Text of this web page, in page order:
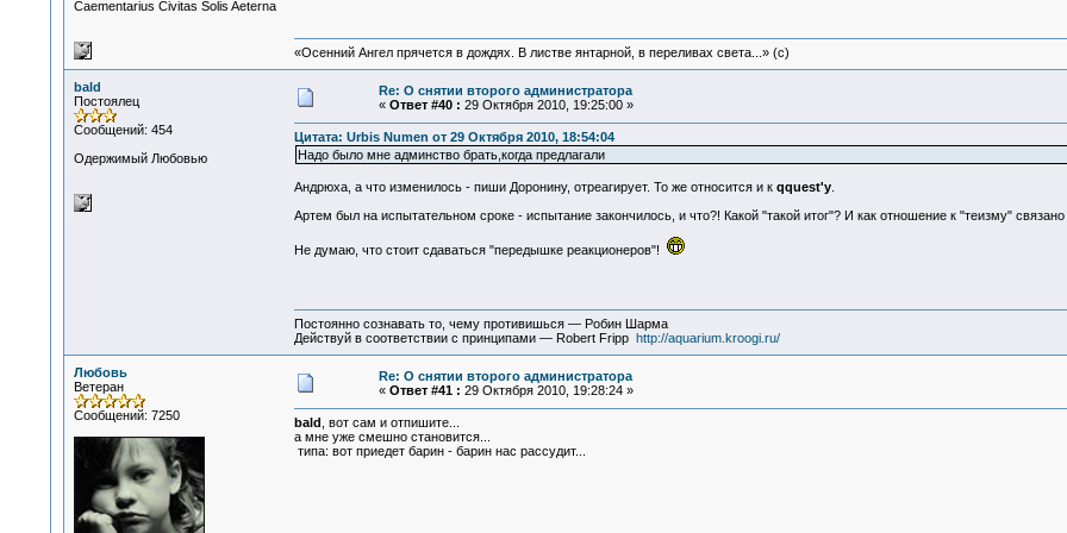
Сaementarius Civitas Solis Aeterna
«Осенний Ангел прячется в дождях. В листве янтарной, в переливах света...» (c)
bald
Постоялец
Сообщений: 454
Одержимый Любовью
Re: О снятии второго администратора
« Ответ #40 : 29 Октября 2010, 19:25:00 »
Цитата: Urbis Numen от 29 Октября 2010, 18:54:04
Надо было мне админство брать,когда предлагали
Андрюха, а что изменилось - пиши Доронину, отреагирует. То же относится и к qquest'у.
Артем был на испытательном сроке - испытание закончилось, и что?! Какой "такой итог"? И как отношение к "теизму"
Не думаю, что стоит сдаваться "передышке реакционеров"!
Постоянно сознавать то, чему противишься — Робин Шарма
Действуй в соответствии с принципами — Robert Fripp http://aquarium.kroogi.ru/
Любовь
Ветеран
Сообщений: 7250
Re: О снятии второго администратора
« Ответ #41 : 29 Октября 2010, 19:28:24 »
bald
, вот сам и отпишите...
а мне уже смешно становится...
типа: вот приедет барин - барин нас рассудит...